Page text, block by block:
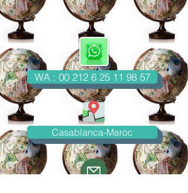
WA : 00 212 6 25 11 98 57
Casablanca-Maroc